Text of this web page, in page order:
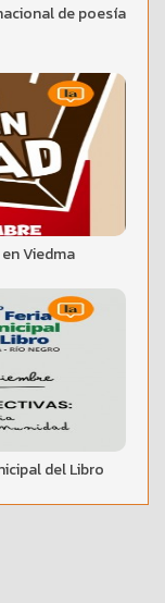
de poesía
Viedma
del Libro